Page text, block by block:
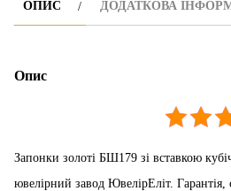
ОПИС ДОДАТКОВА
Опис
Запонки золоті БШ179 зі вставкою
ювелірний завод ЮвелірЕліт. Гарантія,